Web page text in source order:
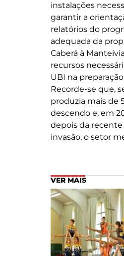
instalações
garantir a
relatórios do
adequada da
Caberá à
recursos
UBI na
Recorde-se que,
produzia mais de
descendo e, em
depois da recente
invasão, o setor
VER MAIS